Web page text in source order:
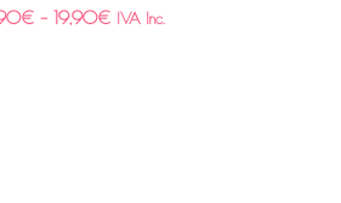
€– 19,90€ IVA Inc.